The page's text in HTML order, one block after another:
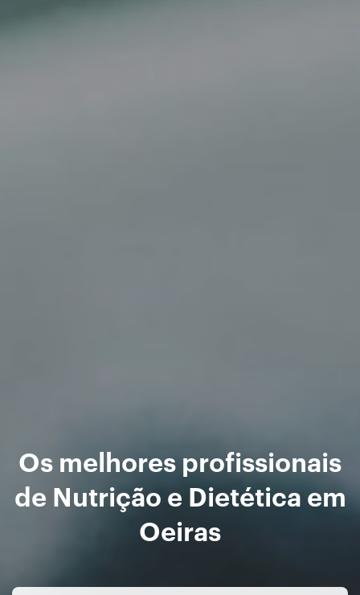
Os melhores profissionais
de Nutrição e Dietética em
Oeiras